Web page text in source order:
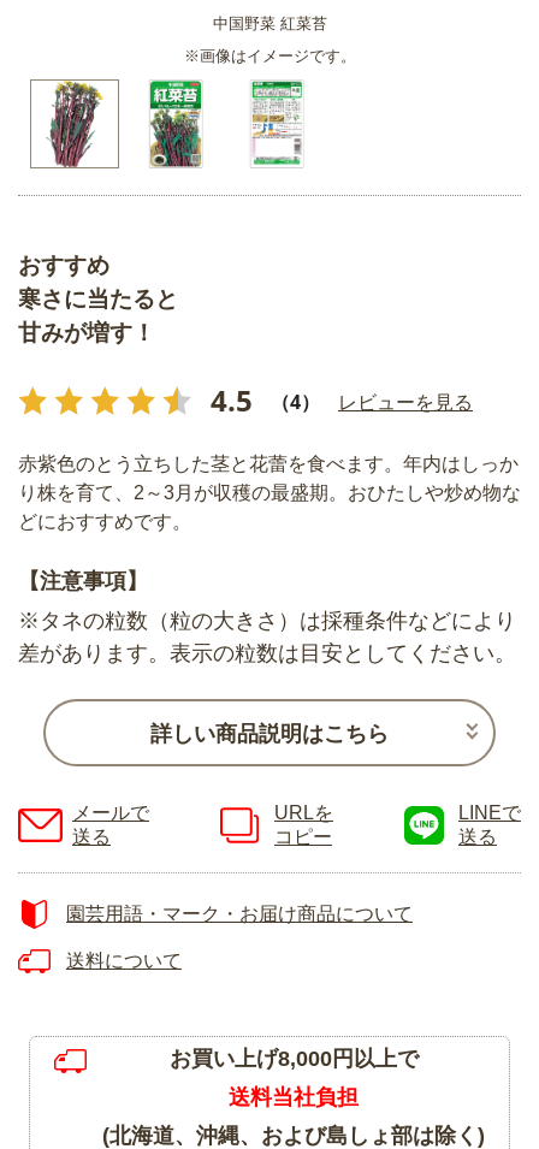
中国野菜 紅菜苔
※画像はイメージです。
おすすめ
寒さに当たると
甘みが増す！
4.5 （4） レビューを見る
赤紫色のとう立ちした茎と花蕾を食べます。年内はしっか
り株を育て、2～3月が収穫の最盛期。おひたしや炒め物な
どにおすすめです。
【注意事項】
※タネの粒数（粒の大きさ）は採種条件などにより
差があります。表示の粒数は目安としてください。
詳しい商品説明はこちら
メールで
送る
URLを
コピー
LINEで
送る
園芸用語・マーク・お届け商品について
送料について
お買い上げ8,000円以上で
送料当社負担
(北海道、沖縄、および島しょ部は除く)